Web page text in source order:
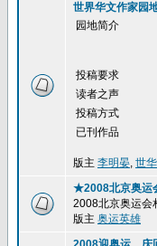
世界华文作家园
园地简介
投稿要求
读者之声
投稿方式
已刊作品
版主 李明晏, 世
★2008北京奥运
2008北京奥运会
版主 奥运英雄